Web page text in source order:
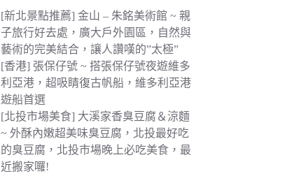
[新北景點推薦] 金山 – 朱銘美術館 ~ 親
子旅行好去處，廣大戶外園區，自然與
藝術的完美結合，讓人讚嘆的”太極”
[香港] 張保仔號 ~ 搭張保仔號夜遊維多
利亞港，超吸睛復古帆船，維多利亞港
遊船首選
[北投市場美食] 大溪家香臭豆腐＆涼麵
~ 外酥內嫩超美味臭豆腐，北投最好吃
的臭豆腐，北投市場晚上必吃美食，最
近搬家囉!